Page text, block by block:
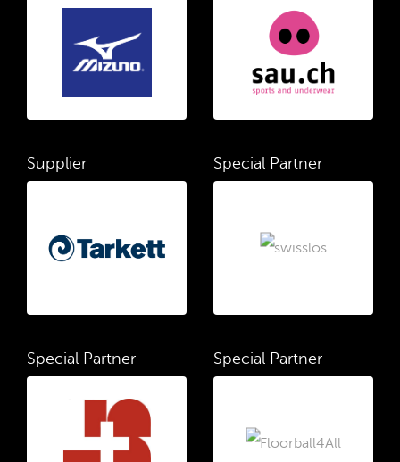
Supplier Special Partner
Special Partner Special Partner